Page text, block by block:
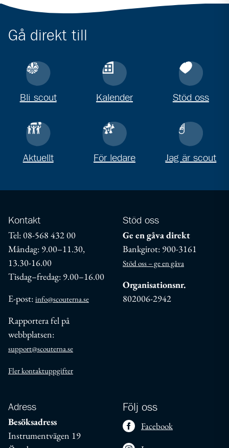
Gå direkt till
Bli scout Kalender Stöd oss
Aktuellt För ledare Jag är scout
Kontakt
Tel: 08-568 432 00
Måndag: 9.00–11.30,
13.30-16.00
Tisdag–fredag: 9.00–16.00
E-post: info@scouterna.se
Rapportera fel på
webbplatsen:
support@scouterna.se
Fler kontaktuppgifter
Stöd oss
Ge en gåva direkt
Bankgirot: 900-3161
Stöd oss – ge en gåva
Organisationsnr.
802006-2942
Adress
Besöksadress
Instrumentvägen 19
Följ oss
Facebook